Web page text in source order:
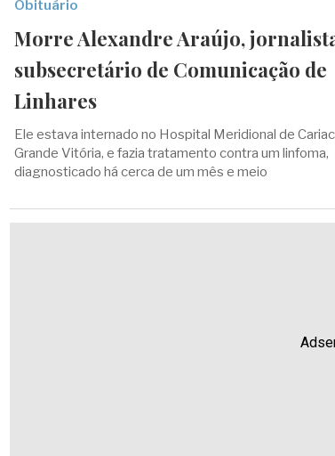
Obituário
Morre Alexandre Araújo,
subsecretário de Comunicação de
Linhares
Ele estava internado no Hospital Meridional de
Grande Vitória, e fazia tratamento contra um linfoma,
diagnosticado há cerca de um mês e meio